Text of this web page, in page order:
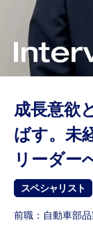
Environment
教育・研修制
福利厚生
ワークライフ
Column
Company
経営理念/10
事業内容
成長意欲
ばす。未
リーダー
スペシャリスト
前職：自動車部